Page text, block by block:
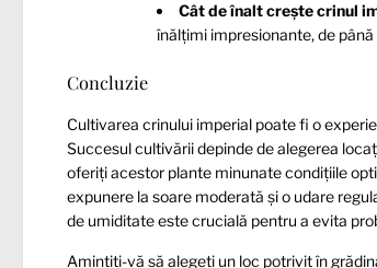
Cât de înalt crește crinul
înălțimi impresionante, de
Concluzie
Cultivarea crinului imperial poate fi o
Succesul cultivării depinde de alegerea
oferiți acestor plante minunate condițiile
expunere la soare moderată și o udare
de umiditate este crucială pentru a evita
Amintiți-vă să alegeți un loc potrivit în